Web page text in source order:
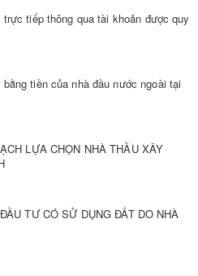
tiếp thông qua tài khoản được quy
tiền của nhà đầu nước ngoài tại
LỰA CHỌN NHÀ THẦU XÂY
TƯ CÓ SỬ DỤNG ĐẤT DO NHÀ